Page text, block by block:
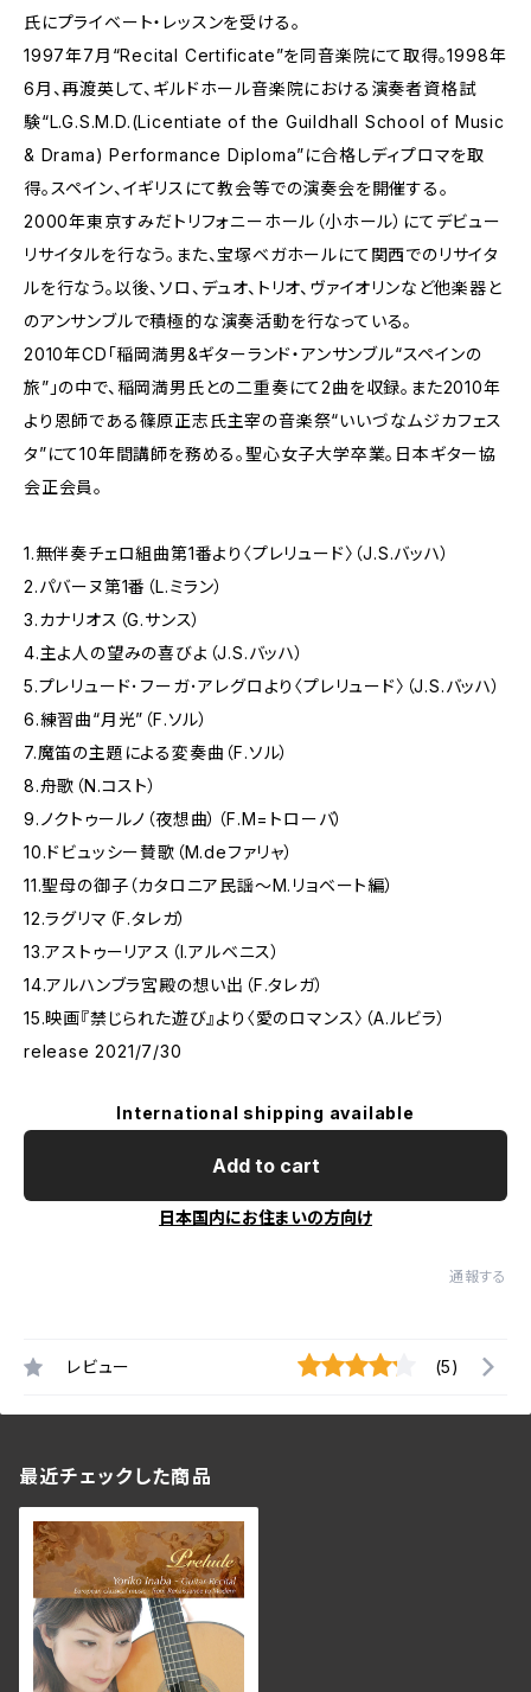
氏にプライベート・レッスンを受ける。
1997年7月“Recital Certificate”を同音楽院にて取得。1998年
6月、再渡英して、ギルドホール音楽院における演奏者資格試
験“L.G.S.M.D.(Licentiate of the Guildhall School of Music
& Drama) Performance Diploma”に合格しディプロマを取
得。スペイン、イギリスにて教会等での演奏会を開催する。
2000年東京すみだトリフォニーホール（小ホール）にてデビュー
リサイタルを行なう。また、宝塚ベガホールにて関西でのリサイタ
ルを行なう。以後、ソロ、デュオ、トリオ、ヴァイオリンなど他楽器と
のアンサンブルで積極的な演奏活動を行なっている。
2010年CD「稲岡満男&ギターランド・アンサンブル“スペインの
旅”」の中で、稲岡満男氏との二重奏にて2曲を収録。また2010年
より恩師である篠原正志氏主宰の音楽祭“いいづなムジカフェス
タ”にて10年間講師を務める。聖心女子大学卒業。日本ギター協
会正会員。
1.無伴奏チェロ組曲第1番より〈プレリュード〉（J.S.バッハ）
2.パバーヌ第1番（L.ミラン）
3.カナリオス（G.サンス）
4.主よ人の望みの喜びよ（J.S.バッハ）
5.プレリュード･フーガ･アレグロより〈プレリュード〉（J.S.バッハ）
6.練習曲“月光”（F.ソル）
7.魔笛の主題による変奏曲（F.ソル）
8.舟歌（N.コスト）
9.ノクトゥールノ（夜想曲）（F.M=トローバ）
10.ドビュッシー賛歌（M.deファリャ）
11.聖母の御子（カタロニア民謡〜M.リョベート編）
12.ラグリマ（F.タレガ）
13.アストゥーリアス（I.アルベニス）
14.アルハンブラ宮殿の想い出（F.タレガ）
15.映画『禁じられた遊び』より〈愛のロマンス〉（A.ルビラ）
release 2021/7/30
International shipping available
Add to cart
日本国内にお住まいの方向け
通報する
レビュー (5)
最近チェックした商品